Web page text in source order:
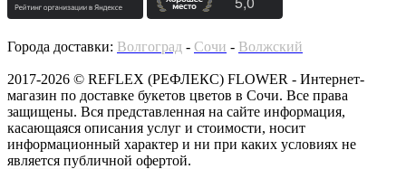
Города доставки: Волгоград - Сочи - Волжский
2017-2026 © REFLEX (РЕФЛЕКС) FLOWER - Интернет-
магазин по доставке букетов цветов в Сочи. Все права
защищены. Вся представленная на сайте информация,
касающаяся описания услуг и стоимости, носит
информационный характер и ни при каких условиях не
является публичной офертой.